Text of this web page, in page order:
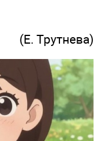
(Е. Трутнева)